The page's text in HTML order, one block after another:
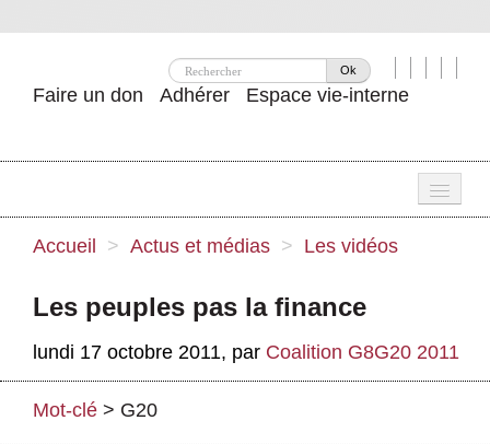
Ok
Faire un don Adhérer Espace vie-interne
Nos idées
Se mobiliser
Publications
Accueil > Actus et médias > Les vidéos
Les peuples pas la finance
lundi 17 octobre 2011, par Coalition G8G20 2011
Mot-clé > G20